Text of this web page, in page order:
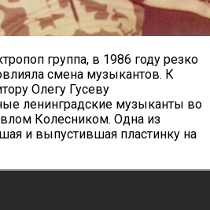
группа, в 1986 году резко
смена музыкантов. К
Олегу Гусеву
ленинградские музыканты во
Колесником. Одна из
и выпустившая пластинку на